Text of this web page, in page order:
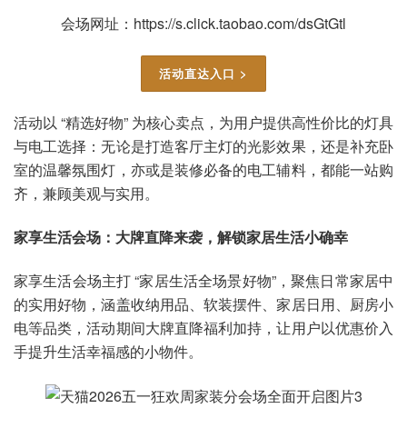
会场网址：https://s.click.taobao.com/dsGtGtl
活动直达入口 >
活动以 “精选好物” 为核心卖点，为用户提供高性价比的灯具
与电工选择：无论是打造客厅主灯的光影效果，还是补充卧
室的温馨氛围灯，亦或是装修必备的电工辅料，都能一站购
齐，兼顾美观与实用。
家享生活会场：大牌直降来袭，解锁家居生活小确幸
家享生活会场主打 “家居生活全场景好物”，聚焦日常家居中
的实用好物，涵盖收纳用品、软装摆件、家居日用、厨房小
电等品类，活动期间大牌直降福利加持，让用户以优惠价入
手提升生活幸福感的小物件。